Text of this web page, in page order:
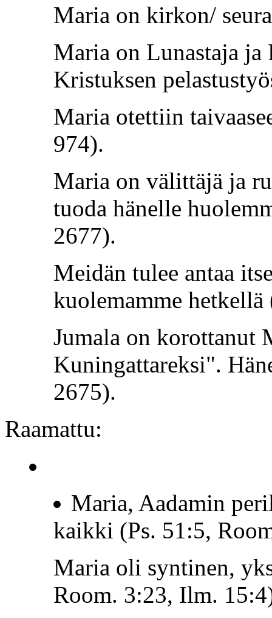
Maria on kirkon/
Maria on Lunastaja ja
Kristuksen
Maria otettiin
974).
Maria on välittäjä ja
tuoda hänelle
2677).
Meidän tulee antaa
kuolemamme hetkellä
Jumala on korottanut
Kuningattareksi".
2675).
Raamattu:
Maria, Aadamin
kaikki (Ps. 51:5,
Maria oli syntinen,
Room. 3:23, Ilm.